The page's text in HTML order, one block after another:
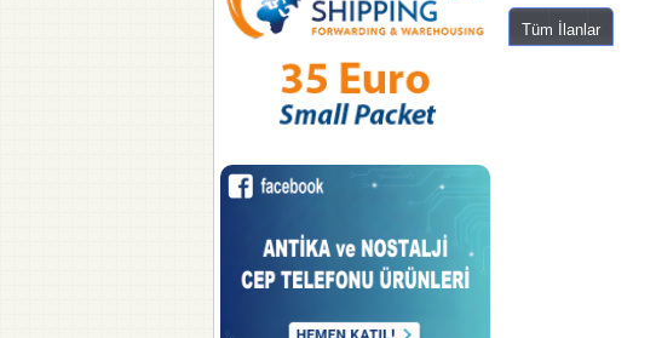
Tüm İlanlar